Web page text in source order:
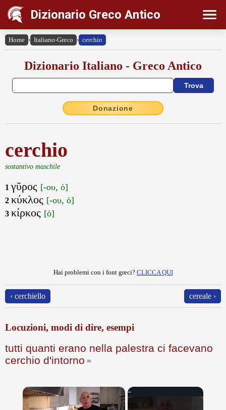
Dizionario Greco Antico
Home › Italiano-Greco › cerchio
Dizionario Italiano - Greco Antico
Donazione
cerchio
sostantivo maschile
1 γῦρος [-ου, ὁ]
2 κύκλος [-ου, ὁ]
3 κίρκος [ὁ]
Hai problemi con i font greci? CLICCA QUI
‹ cerchiello cereale ›
Locuzioni, modi di dire, esempi
tutti quanti erano nella palestra ci facevano
cerchio d'intorno =
×